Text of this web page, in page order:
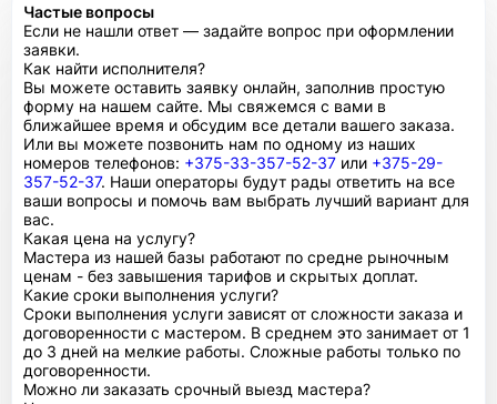
Частые вопросы
Если не нашли ответ — задайте вопрос при оформлении
заявки.
Как найти исполнителя?
Вы можете оставить заявку онлайн, заполнив простую
форму на нашем сайте. Мы свяжемся с вами в
ближайшее время и обсудим все детали вашего заказа.
Или вы можете позвонить нам по одному из наших
номеров телефонов: +375-33-357-52-37 или +375-29-
357-52-37. Наши операторы будут рады ответить на все
ваши вопросы и помочь вам выбрать лучший вариант для
вас.
Какая цена на услугу?
Мастера из нашей базы работают по средне рыночным
ценам - без завышения тарифов и скрытых доплат.
Какие сроки выполнения услуги?
Сроки выполнения услуги зависят от сложности заказа и
договоренности с мастером. В среднем это занимает от 1
до 3 дней на мелкие работы. Сложные работы только по
договоренности.
Можно ли заказать срочный выезд мастера?